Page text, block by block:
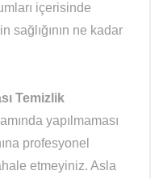
içerisinde
sağlığının ne kadar
Temizlik
yapılmaması
profesyonel
etmeyiniz. Asla